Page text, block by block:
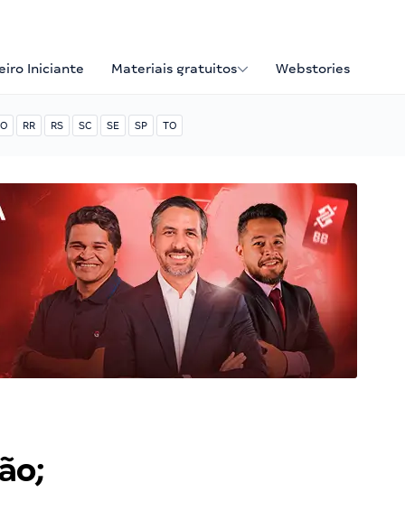
Iniciante Materiais gratuitos Webstories
RR RS SC SE SP TO